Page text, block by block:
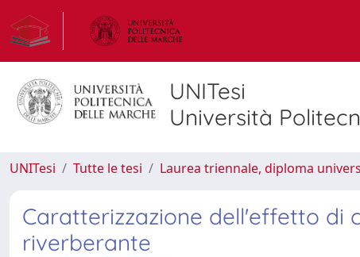
UNITesi
Università
UNITesi Tutte le tesi Laurea triennale, diploma
Caratterizzazione dell'effetto di
riverberante